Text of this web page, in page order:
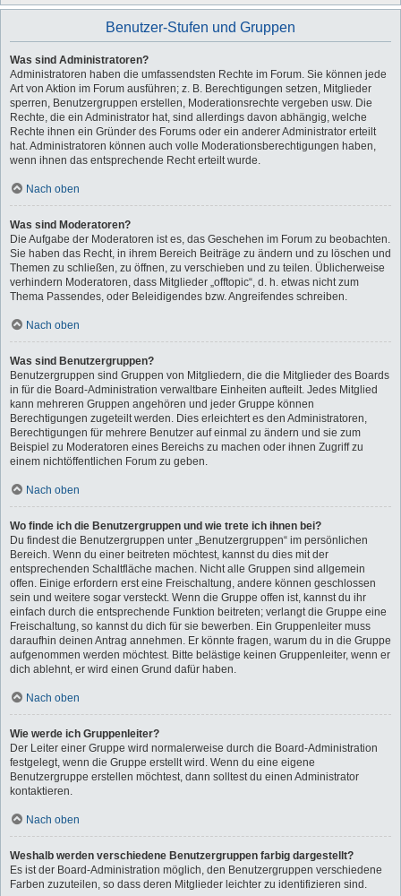
Benutzer-Stufen und Gruppen
Was sind Administratoren?
Administratoren haben die umfassendsten Rechte im Forum. Sie können jede
Art von Aktion im Forum ausführen; z. B. Berechtigungen setzen, Mitglieder
sperren, Benutzergruppen erstellen, Moderationsrechte vergeben usw. Die
Rechte, die ein Administrator hat, sind allerdings davon abhängig, welche
Rechte ihnen ein Gründer des Forums oder ein anderer Administrator erteilt
hat. Administratoren können auch volle Moderationsberechtigungen haben,
wenn ihnen das entsprechende Recht erteilt wurde.
Nach oben
Was sind Moderatoren?
Die Aufgabe der Moderatoren ist es, das Geschehen im Forum zu beobachten.
Sie haben das Recht, in ihrem Bereich Beiträge zu ändern und zu löschen und
Themen zu schließen, zu öffnen, zu verschieben und zu teilen. Üblicherweise
verhindern Moderatoren, dass Mitglieder „offtopic“, d. h. etwas nicht zum
Thema Passendes, oder Beleidigendes bzw. Angreifendes schreiben.
Nach oben
Was sind Benutzergruppen?
Benutzergruppen sind Gruppen von Mitgliedern, die die Mitglieder des Boards
in für die Board-Administration verwaltbare Einheiten aufteilt. Jedes Mitglied
kann mehreren Gruppen angehören und jeder Gruppe können
Berechtigungen zugeteilt werden. Dies erleichtert es den Administratoren,
Berechtigungen für mehrere Benutzer auf einmal zu ändern und sie zum
Beispiel zu Moderatoren eines Bereichs zu machen oder ihnen Zugriff zu
einem nichtöffentlichen Forum zu geben.
Nach oben
Wo finde ich die Benutzergruppen und wie trete ich ihnen bei?
Du findest die Benutzergruppen unter „Benutzergruppen“ im persönlichen
Bereich. Wenn du einer beitreten möchtest, kannst du dies mit der
entsprechenden Schaltfläche machen. Nicht alle Gruppen sind allgemein
offen. Einige erfordern erst eine Freischaltung, andere können geschlossen
sein und weitere sogar versteckt. Wenn die Gruppe offen ist, kannst du ihr
einfach durch die entsprechende Funktion beitreten; verlangt die Gruppe eine
Freischaltung, so kannst du dich für sie bewerben. Ein Gruppenleiter muss
daraufhin deinen Antrag annehmen. Er könnte fragen, warum du in die Gruppe
aufgenommen werden möchtest. Bitte belästige keinen Gruppenleiter, wenn er
dich ablehnt, er wird einen Grund dafür haben.
Nach oben
Wie werde ich Gruppenleiter?
Der Leiter einer Gruppe wird normalerweise durch die Board-Administration
festgelegt, wenn die Gruppe erstellt wird. Wenn du eine eigene
Benutzergruppe erstellen möchtest, dann solltest du einen Administrator
kontaktieren.
Nach oben
Weshalb werden verschiedene Benutzergruppen farbig dargestellt?
Es ist der Board-Administration möglich, den Benutzergruppen verschiedene
Farben zuzuteilen, so dass deren Mitglieder leichter zu identifizieren sind.